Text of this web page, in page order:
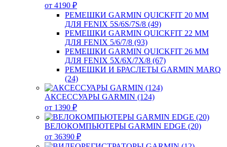
от 4190 ₽
РЕМЕШКИ GARMIN QUICKFIT 20 ММ
ДЛЯ FENIX 5S/6S/7S/8 (49)
РЕМЕШКИ GARMIN QUICKFIT 22 ММ
ДЛЯ FENIX 5/6/7/8 (93)
РЕМЕШКИ GARMIN QUICKFIT 26 ММ
ДЛЯ FENIX 5X/6X/7X/8 (67)
РЕМЕШКИ И БРАСЛЕТЫ GARMIN MARQ
(24)
АКСЕССУАРЫ GARMIN (124)
от 1390 ₽
ВЕЛОКОМПЬЮТЕРЫ GARMIN EDGE (20)
от 36390 ₽